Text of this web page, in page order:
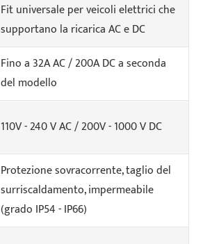
Fit universale per veicoli elettrici che
supportano la ricarica AC e DC
Fino a 32A AC / 200A DC a seconda
del modello
110V - 240 V AC / 200V - 1000 V DC
Protezione sovracorrente, taglio del
surriscaldamento, impermeabile
(grado IP54 - IP66)